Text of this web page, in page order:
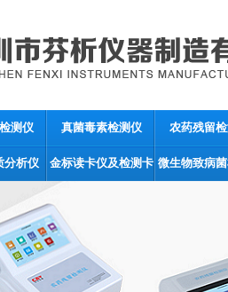
测仪 真菌毒素检测仪 农药残留
分析仪 金标读卡仪及检测卡 微生物致病